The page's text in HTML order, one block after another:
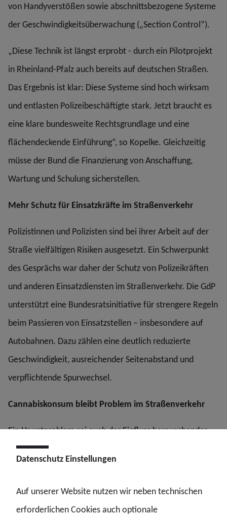
von Handyverstößen sowie abschnittsbezogene Systeme
der Geschwindigkeitsüberwachung („Section Control“).
„Diese Technik ist längst erprobt - durch ein Pilotprojekt
in Rheinland-Pfalz auch bereits auf deutschen Straßen.
Das Ergebnis ist klar: Diese Systeme sind hoch wirksam
und entlasten Polizeibeschäftigte stark. Jetzt braucht es
eine klare bundesweite Rechtsgrundlage und eine
flächendeckende Einführung“, so Kopelke. Gleichzeitig
müsse der Bund die Finanzierung von Anschaffung,
Wartung und Schulung sicherstellen.
Mehr Schutz für Einsatzkräfte im Straßenverkehr
Polizistinnen und Polizisten sind bei ihrer Arbeit auf der
Straße vielfältigen Risiken ausgesetzt. Ein Schwerpunkt
des Gesprächs war daher der Schutz von Polizeikräften
und anderen Einsatzdiensten im Straßenverkehr. Die GdP
unterstützt eine Bundesratsinitiative für strengere Regeln
beim Passieren von Einsatzstellen – insbesondere auf
Autobahnen. Dazu zählen eine deutlich reduzierte
Geschwindigkeit, ausreichender Seitenabstand und
verpflichtende Spurwechsel.
Cannabiskonsum bleibt Problem im Straßenverkehr
Ein Hauptproblem sei auch der Einfluss berauschender
Substanzen im Straßenverkehr:
Kolleginnen und Kollegen zu gewährleisten, ist die einzige
Lösung perspektivisch der Nulltoleranz-Ansatz. Das heißt,
Datenschutz Einstellungen
Auf unserer Website nutzen wir neben technischen
erforderlichen Cookies auch optionale